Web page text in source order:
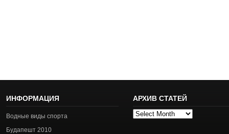
ИНФОРМАЦИЯ
Водные виды спорта
Будапешт 2010
АРХИВ СТАТЕЙ
Архив